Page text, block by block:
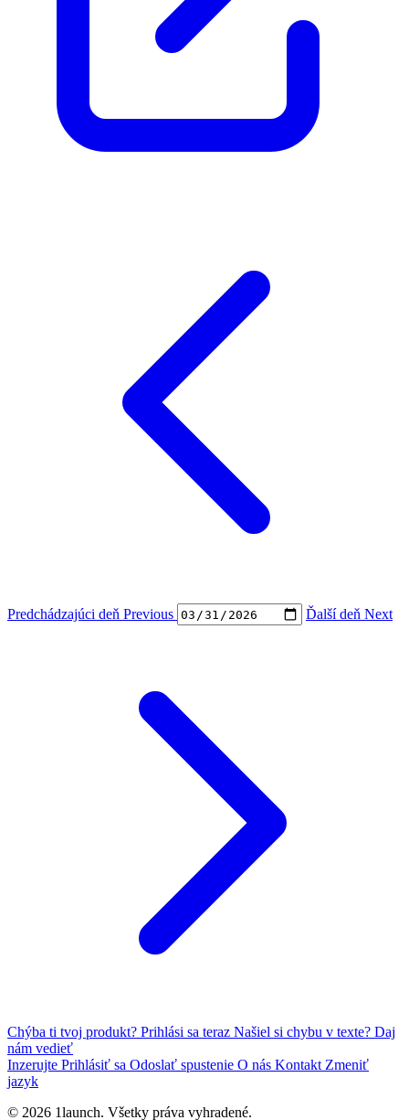
Predchádzajúci deň Previous Ďalší deň Next
Chýba ti tvoj produkt? Prihlási sa teraz Našiel si chybu v texte? Daj
nám vedieť
Inzerujte Prihlásiť sa Odoslať spustenie O nás Kontakt Zmeniť
jazyk
© 2026 1launch. Všetky práva vyhradené.